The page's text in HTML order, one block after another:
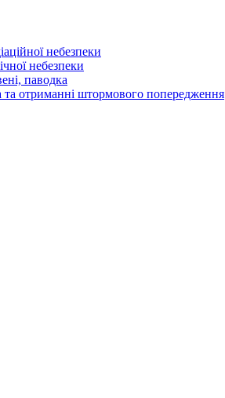
небезпеки
небезпеки
паводка
та отриманні штормового попередження